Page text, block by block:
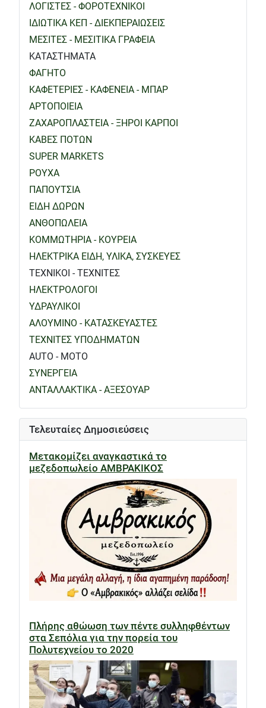
ΛΟΓΙΣΤΕΣ - ΦΟΡΟΤΕΧΝΙΚΟΙ
ΙΔΙΩΤΙΚΑ ΚΕΠ - ΔΙΕΚΠΕΡΑΙΩΣΕΙΣ
ΜΕΣΙΤΕΣ - ΜΕΣΙΤΙΚΑ ΓΡΑΦΕΙΑ
ΚΑΤΑΣΤΗΜΑΤΑ
ΦΑΓΗΤΟ
ΚΑΦΕΤΕΡΙΕΣ - ΚΑΦΕΝΕΙΑ - ΜΠΑΡ
ΑΡΤΟΠΟΙΕΙΑ
ΖΑΧΑΡΟΠΛΑΣΤΕΙΑ - ΞΗΡΟΙ ΚΑΡΠΟΙ
ΚΑΒΕΣ ΠΟΤΩΝ
SUPER MARKETS
ΡΟΥΧΑ
ΠΑΠΟΥΤΣΙΑ
ΕΙΔΗ ΔΩΡΩΝ
ΑΝΘΟΠΩΛΕΙΑ
ΚΟΜΜΩΤΗΡΙΑ - ΚΟΥΡΕΙΑ
ΗΛΕΚΤΡΙΚΑ ΕΙΔΗ, ΥΛΙΚΑ, ΣΥΣΚΕΥΕΣ
ΤΕΧΝΙΚΟΙ - ΤΕΧΝΙΤΕΣ
ΗΛΕΚΤΡΟΛΟΓΟΙ
ΥΔΡΑΥΛΙΚΟΙ
ΑΛΟΥΜΙΝΟ - ΚΑΤΑΣΚΕΥΑΣΤΕΣ
ΤΕΧΝΙΤΕΣ ΥΠΟΔΗΜΑΤΩΝ
AUTO - MOTO
ΣΥΝΕΡΓΕΙΑ
ΑΝΤΑΛΛΑΚΤΙΚΑ - ΑΞΕΣΟΥΑΡ
Τελευταίες Δημοσιεύσεις
Μετακομίζει αναγκαστικά το
μεζεδοπωλείο ΑΜΒΡΑΚΙΚΟΣ
Πλήρης αθώωση των πέντε συλληφθέντων
στα Σεπόλια για την πορεία του
Πολυτεχνείου το 2020